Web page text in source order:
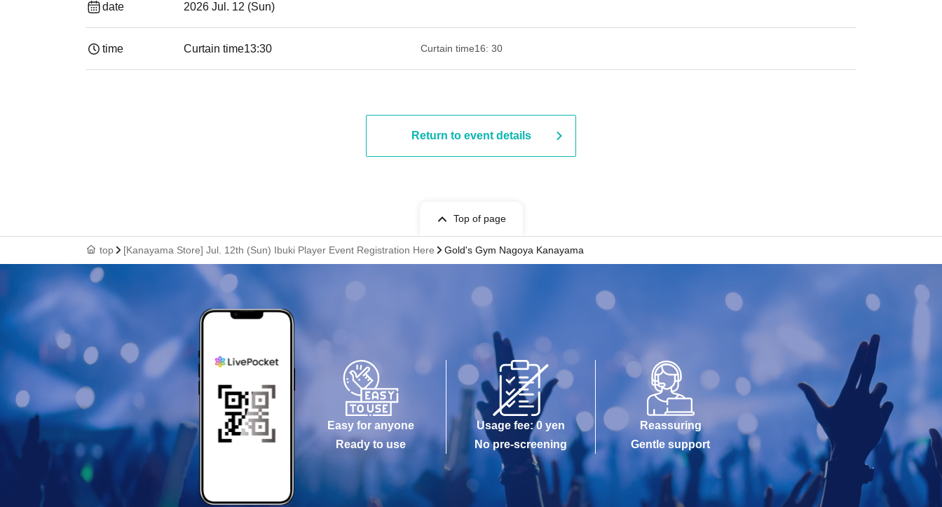
date 2026 Jul. 12 (Sun)
time Curtain time13:30​ ​ ​ ​​ ​​ ​​ ​​ ​​ ​​ ​​ ​​ ​​ ​​ ​​ ​​ ​​ ​​ ​​ ​​ ​​ ​​ ​​ ​​ ​​ ​​ ​​ ​​ ​​ ​​ ​​ ​​ ​​ ​​ ​​ ​​ ​​ ​​ ​​ ​​ ​​ ​​ ​​ ​​ ​​ ​​ ​​ ​​ ​​ ​​ ​​ ​​ ​​ ​​ ​​ ​ Curtain time16: 30
Return to event details
Top of page
top [Kanayama Store] Jul. 12th (Sun) Ibuki Player Event Registration Here Gold's Gym Nagoya Kanayama
Easy for anyone
Ready to use
Usage fee: 0 yen
No pre-screening
Reassuring
Gentle support